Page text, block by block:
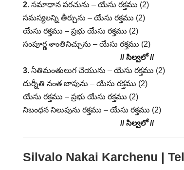
2. సమాధాన పరచును – యేసు రక్తము (2)
సమస్యలన్ని తీర్చును – యేసు రక్తము (2)
యేసు రక్తము – ప్రభు యేసు రక్తము (2)
సంపూర్ణ శాంతినిచ్చును – యేసు రక్తము (2)
// సిల్వలో //
3. నీతిమంతులుగ చేయును – యేసు రక్తము (2)
దుర్నీతి నంత బాపును – యేసు రక్తము (2)
యేసు రక్తము – ప్రభు యేసు రక్తము (2)
నిబంధన నిలుపును రక్తము – యేసు రక్తము (2)
// సిల్వలో //
Silvalo Nakai Karchenu |